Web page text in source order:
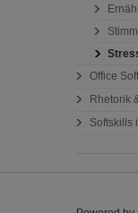
Office
Rhetorik
Softskills